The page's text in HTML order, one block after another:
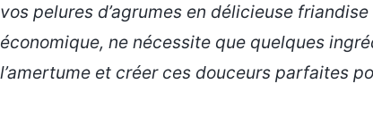
vos pelures d’agrumes en délicieuse
économique, ne nécessite que quelques
l’amertume et créer ces douceurs parfaites